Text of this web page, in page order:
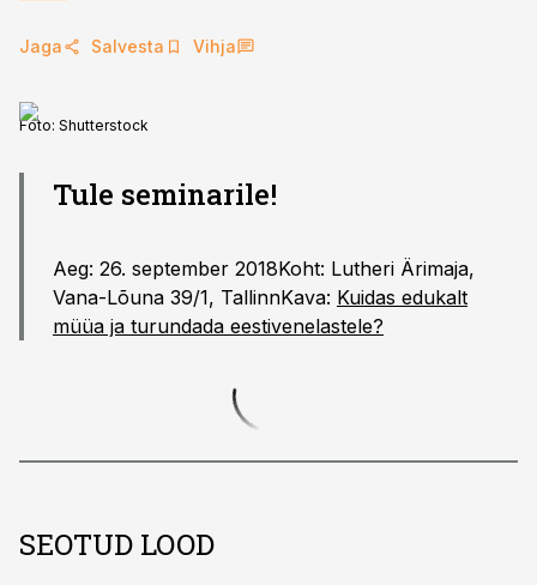
Jaga Salvesta Vihja
Foto: Shutterstock
Tule seminarile!
Aeg: 26. september 2018Koht: Lutheri Ärimaja,
Vana-Lõuna 39/1, TallinnKava: Kuidas edukalt
müüa ja turundada eestivenelastele?
SEOTUD LOOD